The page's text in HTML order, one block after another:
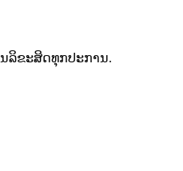
ນລິຂະສິດທຸກປະການ.